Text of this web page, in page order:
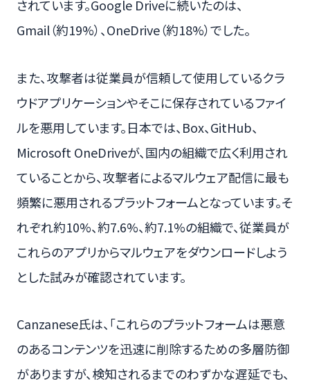
されています。Google Driveに続いたのは、
Gmail（約19%）、OneDrive（約18%）でした。
また、攻撃者は従業員が信頼して使用しているクラ
ウドアプリケーションやそこに保存されているファイ
ルを悪用しています。日本では、Box、GitHub、
Microsoft OneDriveが、国内の組織で広く利用され
ていることから、攻撃者によるマルウェア配信に最も
頻繁に悪用されるプラットフォームとなっています。そ
れぞれ約10%、約7.6%、約7.1%の組織で、従業員が
これらのアプリからマルウェアをダウンロードしよう
とした試みが確認されています。
Canzanese氏は、「これらのプラットフォームは悪意
のあるコンテンツを迅速に削除するための多層防御
がありますが、検知されるまでのわずかな遅延でも、